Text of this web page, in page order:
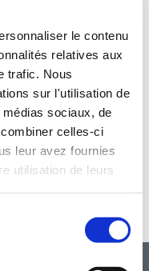
le contenu
relatives aux
trafic. Nous
sur l'utilisation de
sociaux, de
celles-ci
leur avez fournies
utilisation de leurs